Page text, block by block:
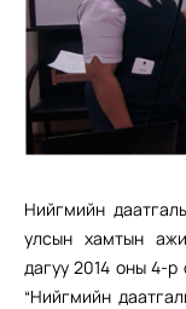
Нийгмийн
улсын хамтын
дагуу 2014 оны 4-р
“Нийгмийн